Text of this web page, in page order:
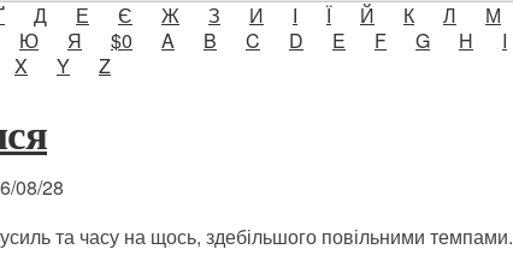
Д Е Є Ж З И І Ї Й К Л М
Ю Я $0 A B C D E F G H I
X Y Z
08/28
та часу на щось, здебільшого повільними темпами.